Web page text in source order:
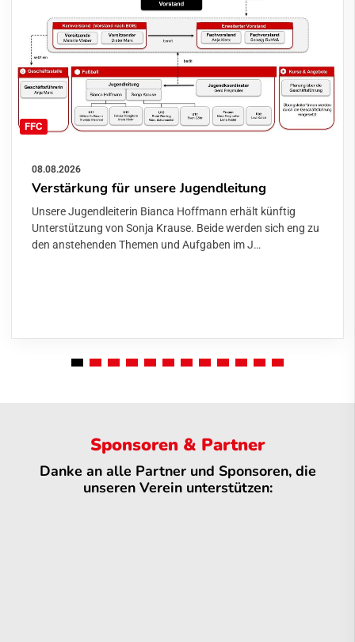
FFC
08.08.2026
Verstärkung für unsere Jugendleitung
Unsere Jugendleiterin Bianca Hoffmann erhält künftig
Unterstützung von Sonja Krause. Beide werden sich eng zu
den anstehenden Themen und Aufgaben im J…
Sponsoren & Partner
Danke an alle Partner und Sponsoren, die
unseren Verein unterstützen: